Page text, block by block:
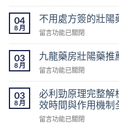
而
鋼
香
網
購
指
價
格、
50mg
04
8 月
不用處方簽的壯陽
在
用
處
方
的
壯
藥
留言功能已關閉
03
8 月
九龍藥房壯陽藥推
在
龍
藥
房
壯
留言功能已關閉
03
8 月
必利勁原理完整解
效時間與作用機制
在
留言功能已關閉